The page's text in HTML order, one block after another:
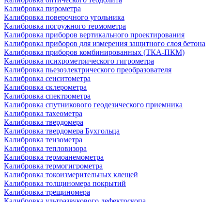
Калибровка пирометра
Калибровка поверочного угольника
Калибровка погружного термометра
Калибровка приборов вертикального проектирования
Калибровка приборов для измерения защитного слоя бетона
Калибровка приборов комбинированных (ТКА-ПКМ)
Калибровка психрометрического гигрометра
Калибровка пьезоэлектрического преобразователя
Калибровка сенситометра
Калибровка склерометра
Калибровка спектрометра
Калибровка спутникового геодезического приемника
Калибровка тахеометра
Калибровка твердомера
Калибровка твердомера Бухгольца
Калибровка тензометра
Калибровка тепловизора
Калибровка термоанемометра
Калибровка термогигрометра
Калибровка токоизмерительных клещей
Калибровка толщиномера покрытий
Калибровка трещиномера